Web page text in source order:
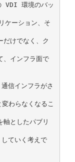
VDI 環境のバッ
ケーション、そ
けでなく、ク
インフラ面で
信インフラがさ
わらなくなるこ
としたパブリ
ていく考えで